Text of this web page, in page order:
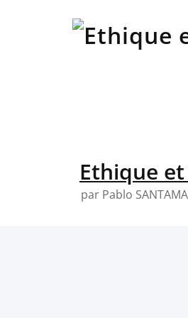
Ethique et
par Pablo